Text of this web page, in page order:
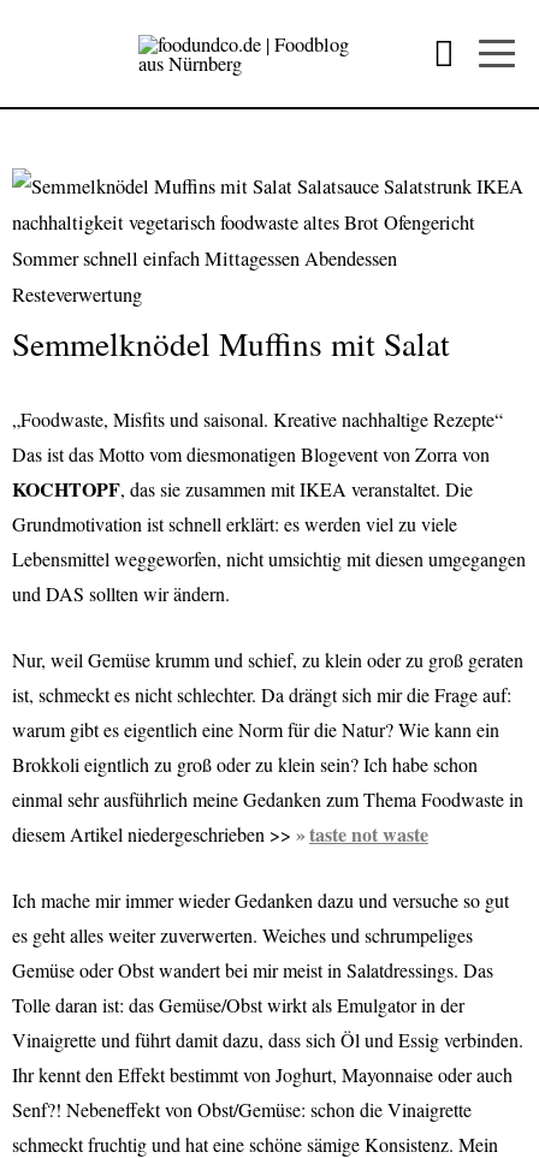
Semmelknödel Muffins mit Salat
„Foodwaste, Misfits und saisonal. Kreative nachhaltige Rezepte“
Das ist das Motto vom diesmonatigen Blogevent von Zorra von
KOCHTOPF, das sie zusammen mit IKEA veranstaltet. Die
Grundmotivation ist schnell erklärt: es werden viel zu viele
Lebensmittel weggeworfen, nicht umsichtig mit diesen umgegangen
und DAS sollten wir ändern.
Nur, weil Gemüse krumm und schief, zu klein oder zu groß geraten
ist, schmeckt es nicht schlechter. Da drängt sich mir die Frage auf:
warum gibt es eigentlich eine Norm für die Natur? Wie kann ein
Brokkoli eigntlich zu groß oder zu klein sein? Ich habe schon
einmal sehr ausführlich meine Gedanken zum Thema Foodwaste in
diesem Artikel niedergeschrieben >>
taste not waste
Ich mache mir immer wieder Gedanken dazu und versuche so gut
es geht alles weiter zuverwerten. Weiches und schrumpeliges
Gemüse oder Obst wandert bei mir meist in Salatdressings. Das
Tolle daran ist: das Gemüse/Obst wirkt als Emulgator in der
Vinaigrette und führt damit dazu, dass sich Öl und Essig verbinden.
Ihr kennt den Effekt bestimmt von Joghurt, Mayonnaise oder auch
Senf?! Nebeneffekt von Obst/Gemüse: schon die Vinaigrette
schmeckt fruchtig und hat eine schöne sämige Konsistenz. Mein